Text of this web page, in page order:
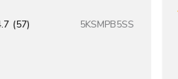
(57) 5KSMPB5SS